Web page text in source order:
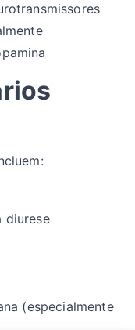
diurese
(especialmente